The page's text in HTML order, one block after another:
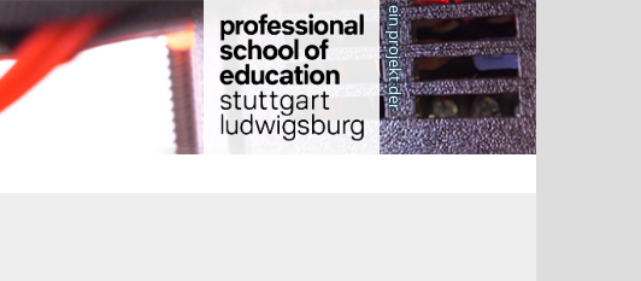
ein projekt der